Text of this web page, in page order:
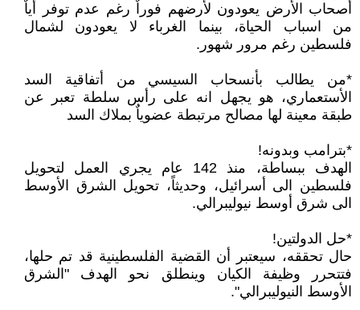
أصحاب الأرض يعودون لأرضهم فوراٌ رغم عدم توفر أياٌ
من اسباب الحياة، بينما الغرباء لا يعودون لشمال
فلسطين رغم مرور شهور.
*من يطالب بأنسحاب السيسي من أتفاقية السد
الأستعماري، هو يجهل انه على رأس سلطة تعبر عن
طبقة معينة لها مصالح مرتبطة عضوياٌ بملاك السد
*بترامب وبدونه!
الهدف ببساطة، منذ 142 عام يجري العمل لتحويل
فلسطين الى أسرائيل، وحديثاً، تحويل الشرق الأوسط
الى شرق أوسط نيوليبرالي.
*حل الدولتين!
حال تحققه، سيعتبر أن القضية الفلسطينية قد تم حلها،
فتتحرر وظيفة الكيان وينطلق نحو الهدف "الشرق
الأوسط النيوليبرالي".